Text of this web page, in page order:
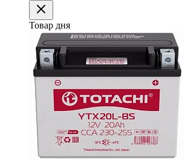
Товар дня